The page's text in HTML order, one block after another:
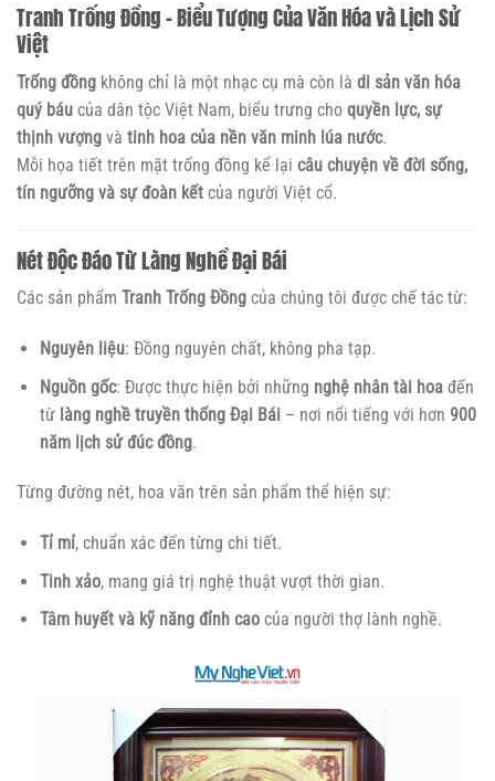
Tranh Trống Đồng – Biểu Tượng Của Văn Hóa và Lịch Sử
Việt
Trống đồng không chỉ là một nhạc cụ mà còn là di sản văn hóa
quý báu của dân tộc Việt Nam, biểu trưng cho quyền lực, sự
thịnh vượng và tinh hoa của nền văn minh lúa nước.
Mỗi họa tiết trên mặt trống đồng kể lại câu chuyện về đời sống,
tín ngưỡng và sự đoàn kết của người Việt cổ.
Nét Độc Đáo Từ Làng Nghề Đại Bái
Các sản phẩm Tranh Trống Đồng của chúng tôi được chế tác từ:
Nguyên liệu: Đồng nguyên chất, không pha tạp.
Nguồn gốc: Được thực hiện bởi những nghệ nhân tài hoađến
từ làng nghề truyền thống Đại Bái– nơi nổi tiếng với hơn 900
năm lịch sử đúc đồng.
Từng đường nét, hoa văn trên sản phẩm thể hiện sự:
Tỉ mỉ, chuẩn xác đến từng chi tiết.
Tinh xảo, mang giá trị nghệ thuật vượt thời gian.
Tâm huyết và kỹ năng đỉnh caocủa người thợ lành nghề.